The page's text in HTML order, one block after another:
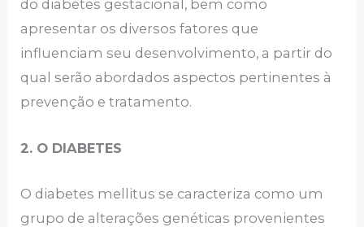
do diabetes gestacional, bem como
apresentar os diversos fatores que
influenciam seu desenvolvimento, a partir do
qual serão abordados aspectos pertinentes à
prevenção e tratamento.
2. O DIABETES
O diabetes mellitus se caracteriza como um
grupo de alterações genéticas provenientes